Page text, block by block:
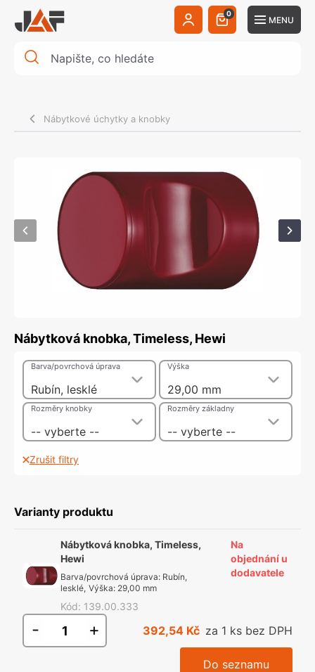
0
MENU
Nábytkové úchytky a knobky
Nábytková knobka, Timeless, Hewi
Rubín, lesklé
Barva/povrchová úprava
29,00 mm
Výška
-- vyberte --
Rozměry knobky
-- vyberte --
Rozměry základny
Zrušit filtry
Varianty produktu
Nábytková knobka, Timeless,
Hewi
Barva/povrchová úprava: Rubín,
lesklé, Výška: 29,00 mm
Kód: 139.00.333
Na
objednání u
dodavatele
- + 392,54 Kč za 1 ks bez DPH
Do seznamu